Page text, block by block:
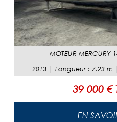
MOTEUR MERCURY
2013| Longueur: 7.23m |
39 000 €
EN